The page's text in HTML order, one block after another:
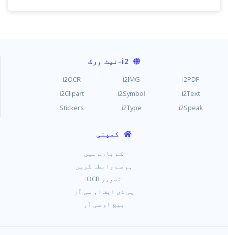
i2-نیٹ ورک
i2PDF
i2IMG
i2OCR
i2Text
i2Symbol
i2Clipart
i2Speak
i2Type
Stickers
کمپنی
کے بارے میں
ہم سے رابطہ کریں
تصویر OCR
پی ڈی ایف او سی آر
بیچ او سی آر